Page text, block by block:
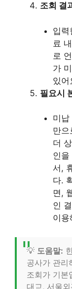
조회 결
입력
료
로
가
있어
필요시
미납
만으
더
인
서,
다.
면,
인
이용
💡 도움말:
공사가 관리
조회가 기본
대교, 서울